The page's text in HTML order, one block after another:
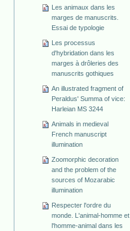
Les animaux dans les
marges de manuscrits.
Essai de typologie
Les processus
d'hybridation dans les
marges à drôleries des
manuscrits gothiques
An illustrated fragment of
Peraldus' Summa of vice:
Harleian MS 3244
Animals in medieval
French manuscript
illumination
Zoomorphic decoration
and the problem of the
sources of Mozarabic
illumination
Respecter l'ordre du
monde. L'animal-homme et
l'homme-animal dans les